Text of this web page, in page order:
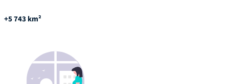
+5 743 km²